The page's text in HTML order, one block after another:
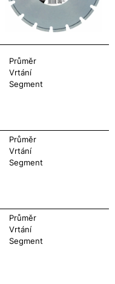
Průměr
Vrtání
Segment
Průměr
Vrtání
Segment
Průměr
Vrtání
Segment